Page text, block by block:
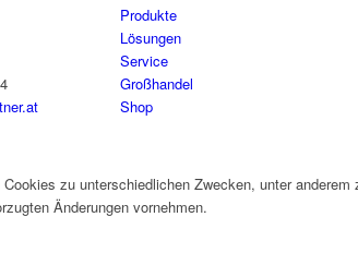
Produkte
Lösungen
Service
Großhandel
Shop
zu unterschiedlichen Zwecken, unter
Änderungen vornehmen.